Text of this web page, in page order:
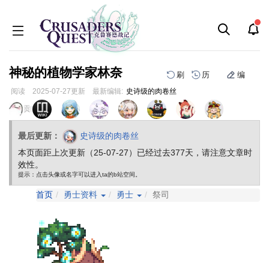
神秘的植物学家林奈 刷 历 编
阅读 2025-07-27更新 最新编辑: 史诗级的肉卷丝
跳
跳
页面贡献者 :
最后更新：
史诗级的肉卷丝
本页面距上次更新（25-07-27）已经过去377天，请注意文章时
效性。
提示：点击头像或名字可以进入ta的b站空间。
首页 勇士资料 勇士 祭司